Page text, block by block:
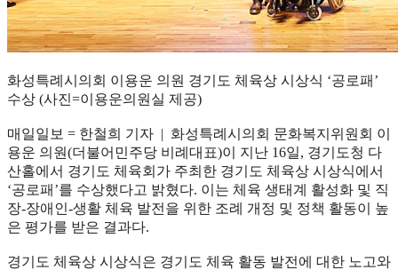
화성특례시의회 이용운 의원 경기도 체육상 시상식 ‘공로패’
수상 (사진=이용운의원실 제공)
매일일보 = 한철희 기자 | 화성특례시의회 문화복지위원회 이
용운 의원(더불어민주당 비례대표)이 지난 16일, 경기도청 다
산홀에서 경기도 체육회가 주최한 경기도 체육상 시상식에서
‘공로패’를 수상했다고 밝혔다. 이는 체육 생태계 활성화 및 직
장-장애인-생활 체육 발전을 위한 조례 개정 및 정책 활동이 높
은 평가를 받은 결과다.
경기도 체육상 시상식은 경기도 체육 활동 발전에 대한 노고와